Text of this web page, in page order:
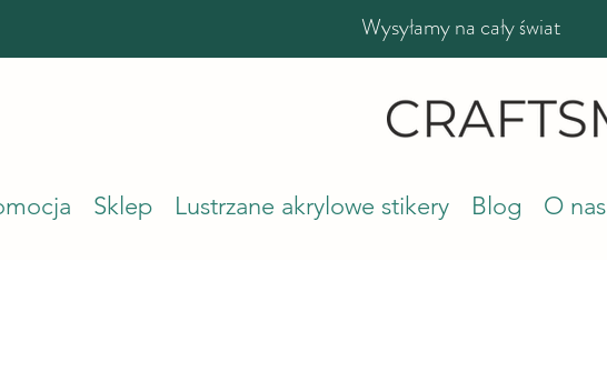
Wysyłamy na cały świat
Sklep Lustrzane akrylowe stikery Blog O nas